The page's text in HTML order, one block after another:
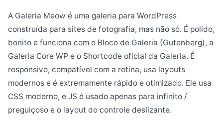
A Galeria Meow é uma galeria para WordPress
construída para sites de fotografia, mas não só. É polido,
bonito e funciona com o Bloco de Galeria (Gutenberg), a
Galeria Core WP e o Shortcode oficial da Galeria. É
responsivo, compatível com a retina, usa layouts
modernos e é extremamente rápido e otimizado. Ele usa
CSS moderno, e JS é usado apenas para infinito /
preguiçoso e o layout do controle deslizante.